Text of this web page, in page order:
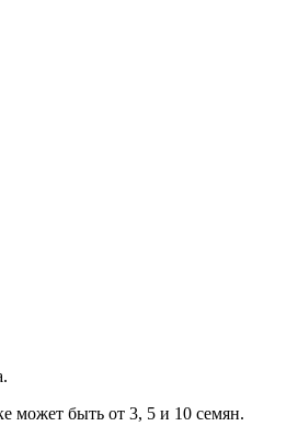
может быть от 3, 5 и 10 семян.